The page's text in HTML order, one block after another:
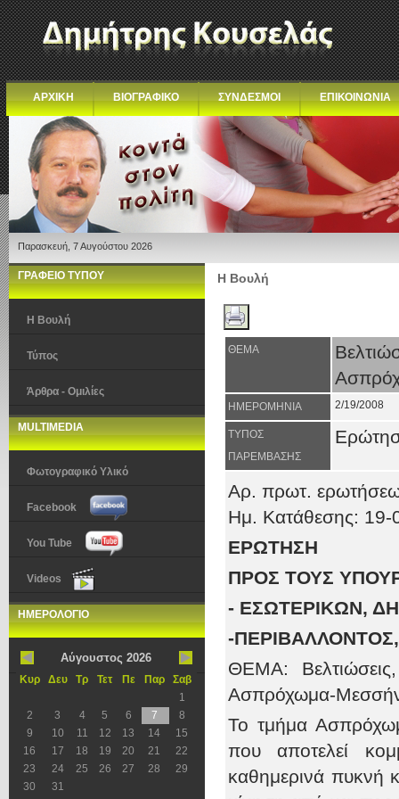
ΑΡΧΙΚΗ ΒΙΟΓΡΑΦΙΚΟ ΣΥΝΔΕΣΜΟΙ ΕΠΙΚΟΙΝΩΝΙΑ
Παρασκευή, 7 Αυγούστου 2026
ΓΡΑΦΕΙΟ ΤΥΠΟΥ
Η Βουλή
Τύπος
Άρθρα - Ομιλίες
MULTIMEDIA
Φωτογραφικό Υλικό
Facebook
You Tube
Videos
ΗΜΕΡΟΛΟΓΙΟ
Αύγουστος 2026
Κυρ Δευ Τρ Τετ Πε Παρ
Σαβ
1
2
3 4 5 6 7
8
9
10 11 12 13 14
15
16
17 18 19 20 21
22
23
24 25 26 27 28
29
30
31
Η Βουλή
ΘΕΜΑ
ΗΜΕΡΟΜΗΝΙΑ 2/19/2008
ΤΥΠΟΣ
ΠΑΡΕΜΒΑΣΗΣ
Αρ. πρωτ.
Ημ. Κατάθεσης: 19-
ΕΡΩΤΗΣΗ
ΠΡΟΣ ΤΟΥΣ
- ΕΣΩΤΕΡΙΚΩΝ,
-
ΘΕΜΑ:
Ασπρόχωμα-
Το τμήμα
που αποτελεί
καθημερινά πυκνή